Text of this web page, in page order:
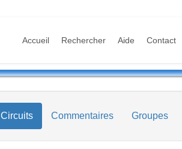
Accueil Rechercher Aide Contact
Circuits Commentaires Groupes